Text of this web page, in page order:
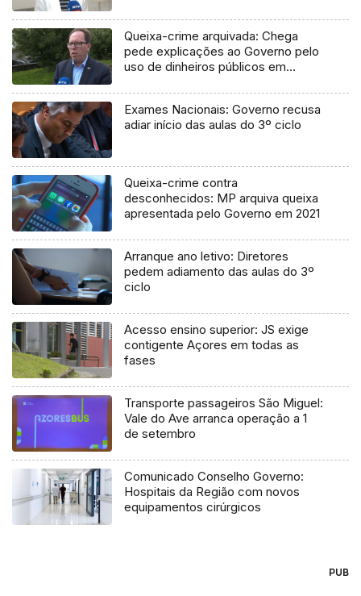
Queixa-crime arquivada: Chega
pede explicações ao Governo pelo
uso de dinheiros públicos em
Exames Nacionais: Governo recusa
adiar início das aulas do 3º ciclo
Queixa-crime contra
desconhecidos: MP arquiva queixa
apresentada pelo Governo em 2021
Arranque ano letivo: Diretores
pedem adiamento das aulas do 3º
ciclo
Acesso ensino superior: JS exige
contigente Açores em todas as
fases
Transporte passageiros São Miguel:
Vale do Ave arranca operação a 1
de setembro
Comunicado Conselho Governo:
Hospitais da Região com novos
equipamentos cirúrgicos
PUB